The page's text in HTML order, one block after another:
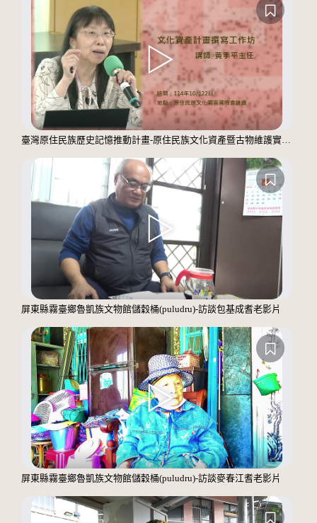
臺灣原住民族歷史記憶推動計畫-原住民族文化資產暨古物維護實務操作工作坊成果影片
屏東縣霧臺鄉魯凱族文物館儲穀桶(puludru)-訪談包基成耆老影片
屏東縣霧臺鄉魯凱族文物館儲穀桶(puludru)-訪談麥春江耆老影片